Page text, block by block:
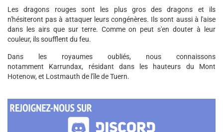
Les dragons rouges sont les plus gros des dragons et ils
n'hésiteront pas à attaquer leurs congénères. Ils sont aussi à l'aise
dans les airs que sur terre. Comme on peut s'en douter à leur
couleur, ils soufflent du feu.
Dans les royaumes oubliés, nous connaissons
notamment Karrundax, résidant dans les hauteurs du Mont
Hotenow, et Lostmauth de l'île de Tuern.